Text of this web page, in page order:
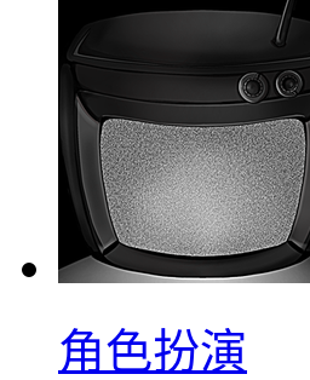
角色扮演